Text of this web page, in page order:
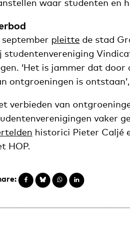
waar studenten en
september pleitte de stad
studentenvereniging
‘Het is jammer dat door
ontgroeningen is
verbieden van
vaker
historici Pieter Caljé
HOP.